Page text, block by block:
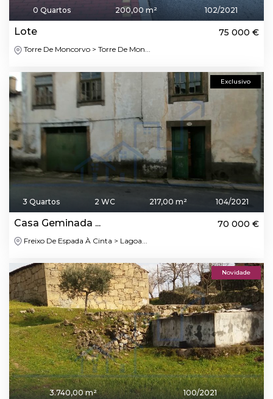
0 Quartos 200,00 m² 102/2021
Lote 75 000 €
Torre De Moncorvo > Torre De Mon...
Exclusivo
3 Quartos 2 WC 217,00 m² 104/2021
Casa Geminada ... 70 000 €
Freixo De Espada À Cinta > Lagoa...
Novidade
3.740,00 m² 100/2021